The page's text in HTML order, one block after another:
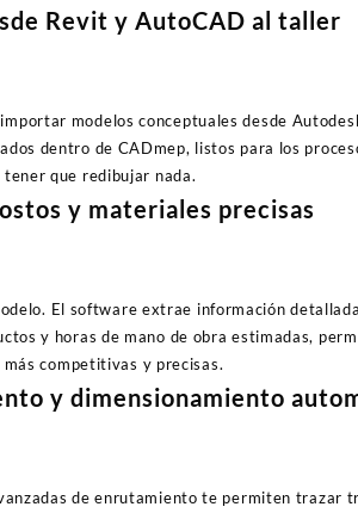
Revit y AutoCAD al taller
modelos conceptuales desde
dentro de CADmep, listos para los
que redibujar nada.
y materiales precisas
El software extrae información
y horas de mano de obra estimadas,
competitivas y precisas.
y dimensionamiento
de enrutamiento te permiten trazar